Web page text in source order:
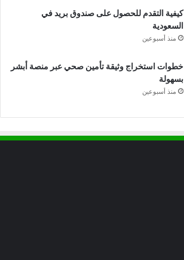
كيفية التقدم للحصول على صندوق بريد في
السعودية
منذ أسبوعين
خطوات استخراج وثيقة تأمين صحي عبر منصة أبشر
بسهولة
منذ أسبوعين